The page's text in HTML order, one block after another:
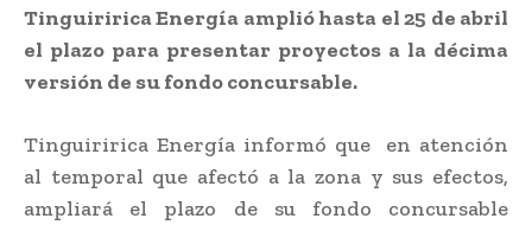
Tinguiririca Energía amplió hasta el 25 de abril
el plazo para presentar proyectos a la décima
versión de su fondo concursable.
Tinguiririca Energía informó que en atención
al temporal que afectó a la zona y sus efectos,
ampliará el plazo de su fondo concursable